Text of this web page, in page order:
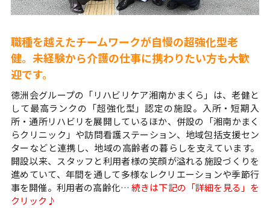
職種を越えたチームワークが自慢の超強化型老
健。未経験から介護の仕事に携わりたい方も大歓
迎です。
徳洲会グループの「リハビリケア湘南かまくら」は、老健と
して最高ランクの「超強化型」認定の施設。入所・短期入
所・通所リハビリを展開しているほか、併設の「湘南かまく
らクリニック」や訪問看護ステーション、地域包括支援セン
ターなどと連携し、地域の高齢者の暮らしを支えています。
開設以来、スタッフと利用者様の笑顔が溢れる施設づくりを
進めていて、年間を通して多様なレクリエーションや季節行
事を開催。利用者の高齢化… 続きは下記の「詳細を見る」を
クリック♪